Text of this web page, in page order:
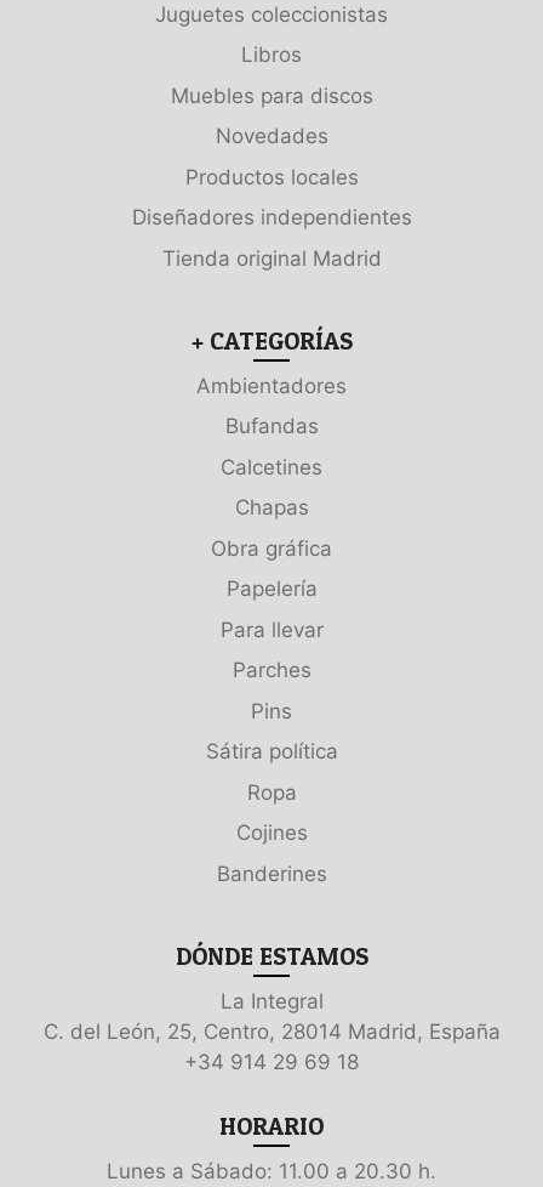
Juguetes coleccionistas
Libros
Muebles para discos
Novedades
Productos locales
Diseñadores independientes
Tienda original Madrid
+ CATEGORÍAS
Ambientadores
Bufandas
Calcetines
Chapas
Obra gráfica
Papelería
Para llevar
Parches
Pins
Sátira política
Ropa
Cojines
Banderines
DÓNDE ESTAMOS
La Integral
C. del León, 25, Centro, 28014 Madrid, España
+34 914 29 69 18
HORARIO
Lunes a Sábado: 11.00 a 20.30 h.